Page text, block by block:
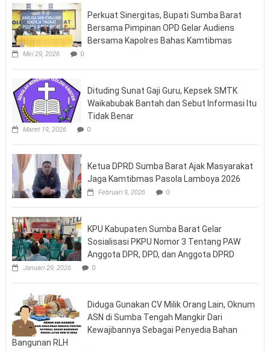
Perkuat Sinergitas, Bupati Sumba Barat
Bersama Pimpinan OPD Gelar Audiens
Bersama Kapolres Bahas Kamtibmas
Mei 29, 2026 0
Dituding Sunat Gaji Guru, Kepsek SMTK
Waikabubak Bantah dan Sebut Informasi Itu
Tidak Benar
Maret 19, 2026 0
Ketua DPRD Sumba Barat Ajak Masyarakat
Jaga Kamtibmas Pasola Lamboya 2026
Februari 9, 2026 0
KPU Kabupaten Sumba Barat Gelar
Sosialisasi PKPU Nomor 3 Tentang PAW
Anggota DPR, DPD, dan Anggota DPRD
Januari 29, 2026 0
Diduga Gunakan CV Milik Orang Lain, Oknum
ASN di Sumba Tengah Mangkir Dari
Kewajibannya Sebagai Penyedia Bahan
Bangunan RLH